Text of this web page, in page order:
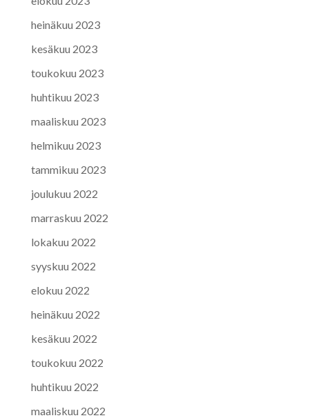
heinäkuu 2023
kesäkuu 2023
toukokuu 2023
huhtikuu 2023
maaliskuu 2023
helmikuu 2023
tammikuu 2023
joulukuu 2022
marraskuu 2022
lokakuu 2022
syyskuu 2022
elokuu 2022
heinäkuu 2022
kesäkuu 2022
toukokuu 2022
huhtikuu 2022
maaliskuu 2022